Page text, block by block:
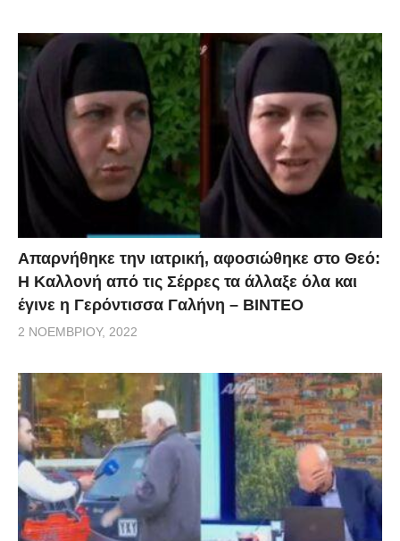
Απαρνήθηκε την ιατρική, αφοσιώθηκε στο Θεό:
Η Καλλονή από τις Σέρρες τα άλλαξε όλα και
έγινε η Γερόντισσα Γαλήνη – ΒΙΝΤΕΟ
2 ΝΟΕΜΒΡΊΟΥ, 2022